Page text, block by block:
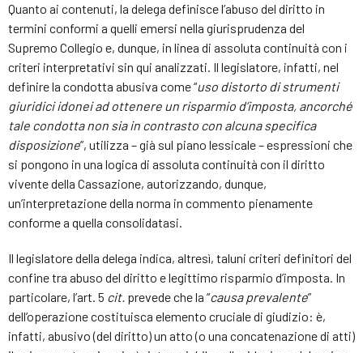
Quanto ai contenuti, la delega definisce l’abuso del diritto in
termini conformi a quelli emersi nella giurisprudenza del
Supremo Collegio e, dunque, in linea di assoluta continuità con i
criteri interpretativi sin qui analizzati. Il legislatore, infatti, nel
definire la condotta abusiva come “uso distorto di strumenti
giuridici idonei ad ottenere un risparmio d’imposta, ancorché
tale condotta non sia in contrasto con alcuna specifica
disposizione”, utilizza – già sul piano lessicale – espressioni che
si pongono in una logica di assoluta continuità con il diritto
vivente della Cassazione, autorizzando, dunque,
un’interpretazione della norma in commento pienamente
conforme a quella consolidatasi.
Il legislatore della delega indica, altresì, taluni criteri definitori del
confine tra abuso del diritto e legittimo risparmio d’imposta. In
particolare, l’art. 5 cit. prevede che la “causa prevalente”
dell’operazione costituisca elemento cruciale di giudizio: è,
infatti, abusivo (del diritto) un atto (o una concatenazione di atti)